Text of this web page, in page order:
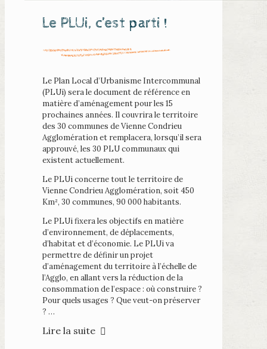
Le PLUi, c’est parti !
Le Plan Local d’Urbanisme Intercommunal
(PLUi) sera le document de référence en
matière d’aménagement pour les 15
prochaines années. Il couvrira le territoire
des 30 communes de Vienne Condrieu
Agglomération et remplacera, lorsqu’il sera
approuvé, les 30 PLU communaux qui
existent actuellement.
Le PLUi concerne tout le territoire de
Vienne Condrieu Agglomération, soit 450
Km², 30 communes, 90 000 habitants.
Le PLUi fixera les objectifs en matière
d’environnement, de déplacements,
d’habitat et d’économie. Le PLUi va
permettre de définir un projet
d’aménagement du territoire à l’échelle de
l’Agglo, en allant vers la réduction de la
consommation de l’espace : où construire ?
Pour quels usages ? Que veut-on préserver
? …
Lire la suite